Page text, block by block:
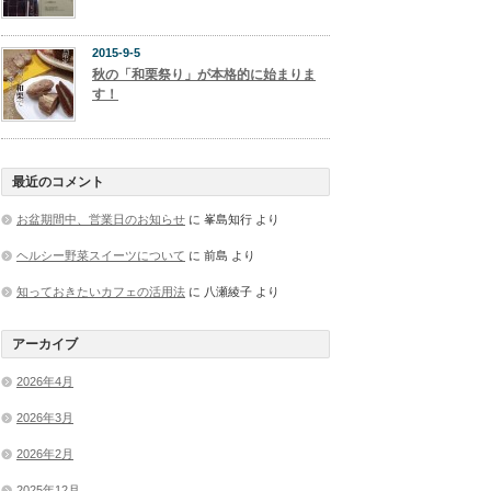
2015-9-5
秋の「和栗祭り」が本格的に始まりま
す！
最近のコメント
お盆期間中、営業日のお知らせ に 峯島知行 より
ヘルシー野菜スイーツについて に 前島 より
知っておきたいカフェの活用法 に 八瀬綾子 より
アーカイブ
2026年4月
2026年3月
2026年2月